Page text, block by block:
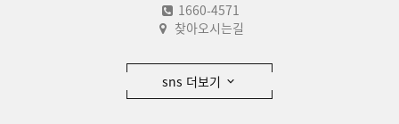
1660-4571
찾아오시는길
sns 더보기